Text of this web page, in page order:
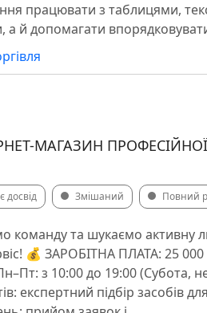
працювати з таблицями,
й допомагати
МАГАЗИН
досвід Змішаний Повний
та шукаємо активну
💰 ЗАРОБІТНА ПЛАТА: 25
з 10:00 до 19:00 (Субота,
експертний підбір засобів